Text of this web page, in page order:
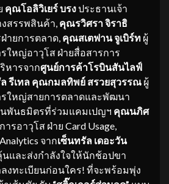
คุณโอลิวิเยร์ บรงประธานเจ้า
สรรพสินค้า, คุณรวิศรา จิราธิ
ายการตลาด, คุณสเตฟาน จูเบิร์ท ผู้
ใหญ่อาวุโส ฝ่ายสื่อสารการ
หารจากศูนย์การค้าโรบินสันไลฟ์
ล รีเทล คุณกมลทิพย์ สรวยสุวรรณ ผู้
รใหญ่สายการตลาดและพัฒนา
พันธมิตรที่ร่วมแคมเปญฯ คุณนภิศ
รอาวุโส ฝ่าย Card Usage,
จากเซ็นทรัล เดอะวัน
และส่งกำลังใจให้นักช้อปขา
งทะเบียนก่อนใคร! ที่จะพร้อมพุ่ง